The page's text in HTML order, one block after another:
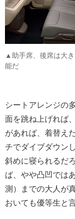
▲助手席、後席は大
能だ
シートアレンジの
面を跳ね上げれば
があれば、着替え
チでダイブダウン
斜めに寝られるだ
ば、やや凸凹では
測）までの大人が
おいても優等生と